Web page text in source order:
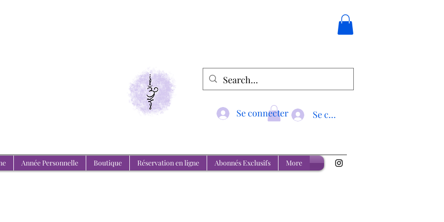
Se connecter
Se connecter
Année Personnelle Boutique Réservation en ligne Abonnés Exclusifs More